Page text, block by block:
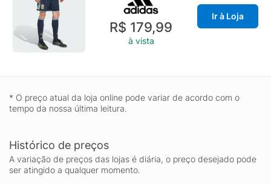
R$ 179,99
à vista
Ir à Loja
* O preço atual da loja online pode variar de acordo com o
tempo da nossa última leitura.
Histórico de preços
A variação de preços das lojas é diária, o preço desejado pode
ser atingido a qualquer momento.